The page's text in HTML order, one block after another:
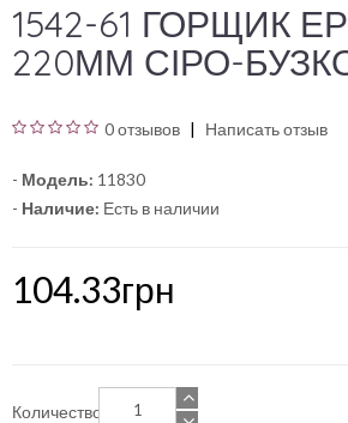
1542-61 ГОРЩИК
220ММ СІРО-
0 отзывов Написать отзыв
- Модель: 11830
- Наличие: Есть в наличии
104.33грн
Количество